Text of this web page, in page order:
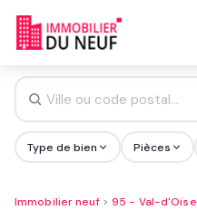
Type de bien Pièces
Immobilier neuf> 95 - Val-d'Oise